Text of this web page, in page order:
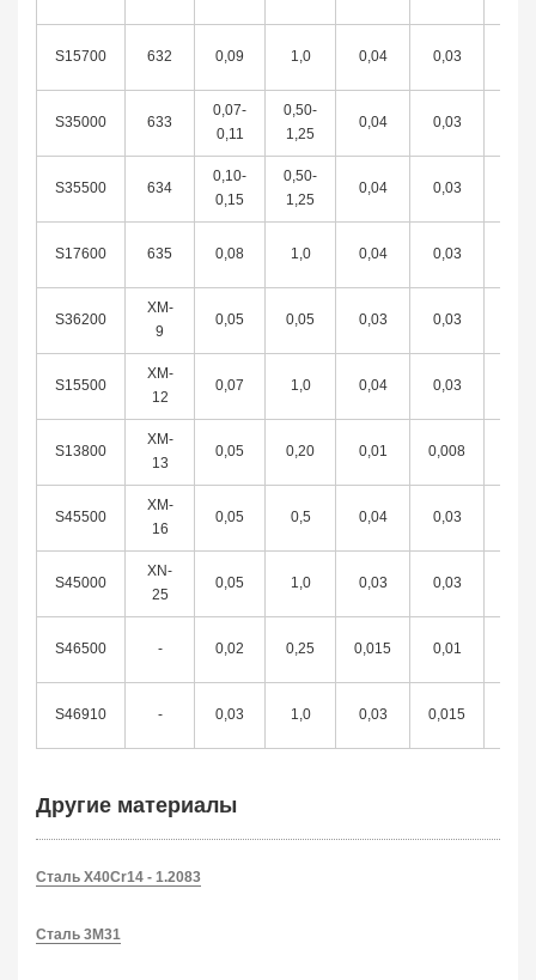
S15700 632 0,09 1,0 0,04 0,03
S35000 633
0,07-
0,11
0,50-
1,25
0,04 0,03
S35500 634
0,10-
0,15
0,50-
1,25
0,04 0,03
S17600 635 0,08 1,0 0,04 0,03
S36200
XM-
9
0,05 0,05 0,03 0,03
S15500
XM-
12
0,07 1,0 0,04 0,03
S13800
XM-
13
0,05 0,20 0,01 0,008
S45500
XM-
16
0,05 0,5 0,04 0,03
S45000
XN-
25
0,05 1,0 0,03 0,03
S46500 - 0,02 0,25 0,015 0,01
S46910 - 0,03 1,0 0,03 0,015
Другие материалы
Сталь X40Cr14 - 1.2083
Сталь 3M31